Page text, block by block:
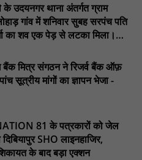
के स्कूल वाहन चालकों ने
पर रहे सभी वाहन चालक : NN81
की दी गई विस्तृत जानकारी :
कार्य का विधायक ललित यादव ने
समिति की बैठक आयोजित : NN81
उदयनगर थाना अंतर्गत ग्राम
गांव में शनिवार सुबह सरपंच पति
का शव एक पेड़ से लटका मिला।
बैंक मित्र संगठन ने रिजर्व बैंक ऑफ़
सूत्रीय मांगों का ज्ञापन भेजा -
81 के पत्रकारों को जेल
SHO लाइनहाजिर,
के बाद बड़ा एक्शन